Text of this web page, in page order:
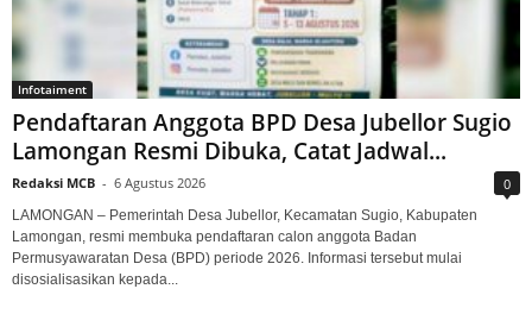
Infotaiment
Pendaftaran Anggota BPD Desa Jubellor Sugio
Lamongan Resmi Dibuka, Catat Jadwal...
Redaksi MCB - 6 Agustus 2026 0
LAMONGAN – Pemerintah Desa Jubellor, Kecamatan Sugio, Kabupaten
Lamongan, resmi membuka pendaftaran calon anggota Badan
Permusyawaratan Desa (BPD) periode 2026. Informasi tersebut mulai
disosialisasikan kepada...